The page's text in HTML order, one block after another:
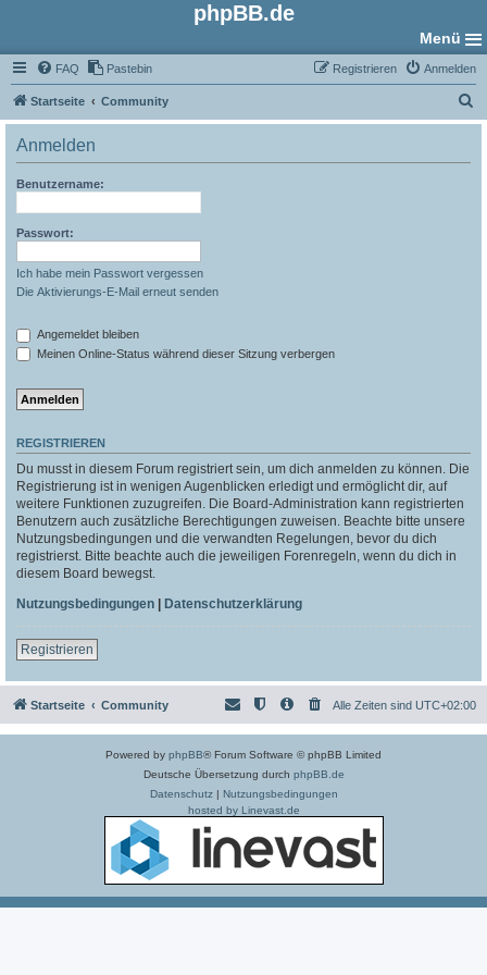
phpBB.de
Menü
FAQ Pastebin Anmelden
Registrieren
Startseite Community
u
Anmelden
Benutzername:
Passwort:
Ich habe mein Passwort vergessen
Die Aktivierungs-E-Mail erneut senden
Angemeldet bleiben
Meinen Online-Status während dieser Sitzung verbergen
REGISTRIEREN
Du musst in diesem Forum registriert sein, um dich anmelden zu können. Die
Registrierung ist in wenigen Augenblicken erledigt und ermöglicht dir, auf
weitere Funktionen zuzugreifen. Die Board-Administration kann registrierten
Benutzern auch zusätzliche Berechtigungen zuweisen. Beachte bitte unsere
Nutzungsbedingungen und die verwandten Regelungen, bevor du dich
registrierst. Bitte beachte auch die jeweiligen Forenregeln, wenn du dich in
diesem Board bewegst.
Nutzungsbedingungen | Datenschutzerklärung
Registrieren
Startseite Community Alle Zeiten sind UTC+02:00
Powered by phpBB® Forum Software © phpBB Limited
Deutsche Übersetzung durch phpBB.de
Datenschutz| Nutzungsbedingungen
hosted by Linevast.de